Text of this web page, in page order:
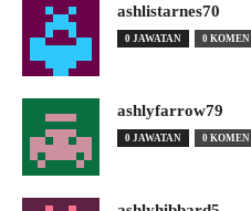
ashlistarnes70
0 JAWATAN 0 KOMEN
ashlyfarrow79
0 JAWATAN 0 KOMEN